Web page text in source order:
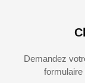
Demandez
formulaire